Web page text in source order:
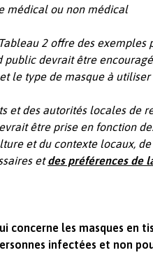
médical ou non médical
2 offre des exemples
devrait être
le type de masque à
et des autorités locales de
être prise en fonction
et du contexte locaux,
etdes préférences de
concerne les masques en
infectées et non